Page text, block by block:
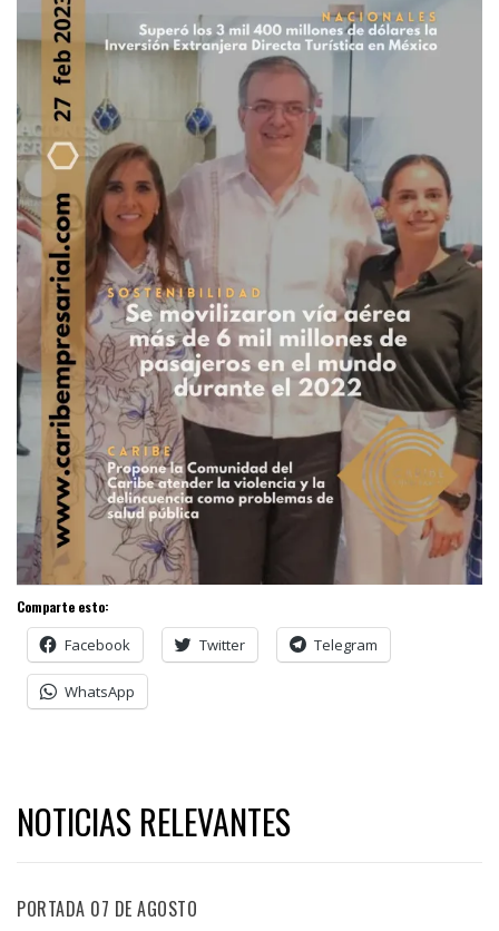
Comparte esto:
Facebook Twitter Telegram
WhatsApp
NOTICIAS RELEVANTES
PORTADA 07 DE AGOSTO